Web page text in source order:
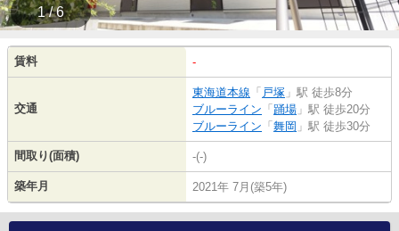
1 / 6
賃料 -
交通
東海道本線 「 戸塚 」駅 徒歩8分
ブルーライン 「 踊場 」駅 徒歩20分
ブルーライン 「 舞岡 」駅 徒歩30分
間取り(面積) -(-)
築年月 2021年 7月(築5年)